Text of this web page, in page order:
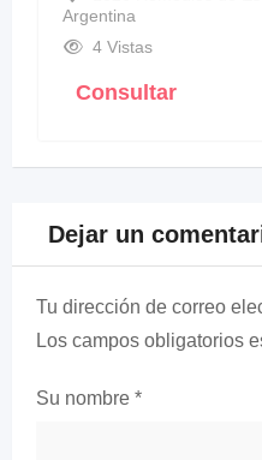
Argentina
4 Vistas
Consultar
Dejar un
Tu dirección de correo
Los campos obligatorios
Su nombre *